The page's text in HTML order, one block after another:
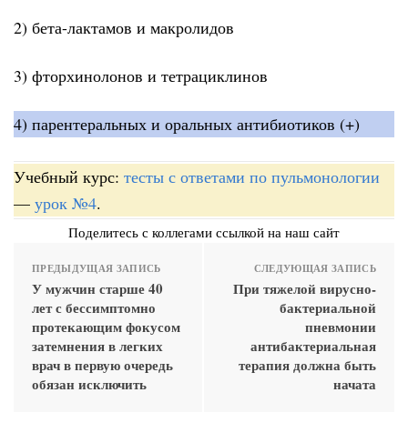
2) бета-лактамов и макролидов
3) фторхинолонов и тетрациклинов
4) парентеральных и оральных антибиотиков (+)
Учебный курс: тесты с ответами по пульмонологии
— урок №4.
Поделитесь с коллегами ссылкой на наш сайт
ПРЕДЫДУЩАЯ ЗАПИСЬ
У мужчин старше 40
лет с бессимптомно
протекающим фокусом
затемнения в легких
врач в первую очередь
обязан исключить
СЛЕДУЮЩАЯ ЗАПИСЬ
При тяжелой вирусно-
бактериальной
пневмонии
антибактериальная
терапия должна быть
начата